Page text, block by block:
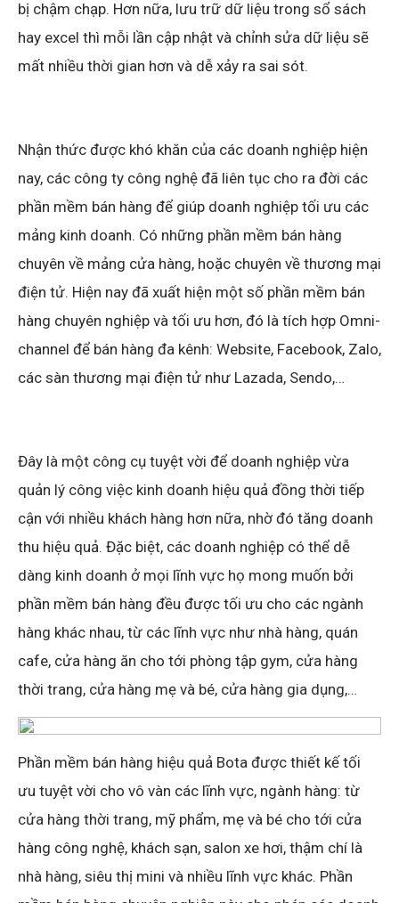
bị chậm chạp. Hơn nữa, lưu trữ dữ liệu trong sổ sách
hay excel thì mỗi lần cập nhật và chỉnh sửa dữ liệu sẽ
mất nhiều thời gian hơn và dễ xảy ra sai sót.
Nhận thức được khó khăn của các doanh nghiệp hiện
nay, các công ty công nghệ đã liên tục cho ra đời các
phần mềm bán hàng để giúp doanh nghiệp tối ưu các
mảng kinh doanh. Có những phần mềm bán hàng
chuyên về mảng cửa hàng, hoặc chuyên về thương mại
điện tử. Hiện nay đã xuất hiện một số phần mềm bán
hàng chuyên nghiệp và tối ưu hơn, đó là tích hợp Omni-
channel để bán hàng đa kênh: Website, Facebook, Zalo,
các sàn thương mại điện tử như Lazada, Sendo,…
Đây là một công cụ tuyệt vời để doanh nghiệp vừa
quản lý công việc kinh doanh hiệu quả đồng thời tiếp
cận với nhiều khách hàng hơn nữa, nhờ đó tăng doanh
thu hiệu quả. Đặc biệt, các doanh nghiệp có thể dễ
dàng kinh doanh ở mọi lĩnh vực họ mong muốn bởi
phần mềm bán hàng đều được tối ưu cho các ngành
hàng khác nhau, từ các lĩnh vực như nhà hàng, quán
cafe, cửa hàng ăn cho tới phòng tập gym, cửa hàng
thời trang, cửa hàng mẹ và bé, cửa hàng gia dụng,…
Phần mềm bán hàng hiệu quả Bota được thiết kế tối
ưu tuyệt vời cho vô vàn các lĩnh vực, ngành hàng: từ
cửa hàng thời trang, mỹ phẩm, mẹ và bé cho tới cửa
hàng công nghệ, khách sạn, salon xe hơi, thậm chí là
nhà hàng, siêu thị mini và nhiều lĩnh vực khác. Phần